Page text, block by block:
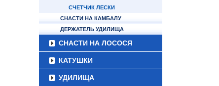
СЧЕТЧИК ЛЕСКИ
СНАСТИ НА КАМБАЛУ
ДЕРЖАТЕЛЬ УДИЛИЩА
СНАСТИ НА ЛОСОСЯ
КАТУШКИ
УДИЛИЩА